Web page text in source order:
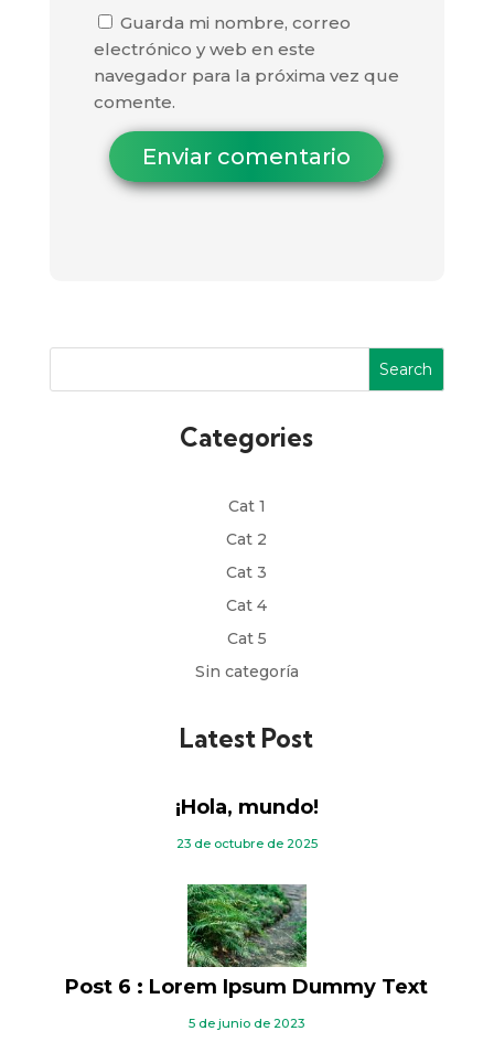
Guarda mi nombre, correo
electrónico y web en este
navegador para la próxima vez que
comente.
Enviar comentario
Search
Categories
Cat 1
Cat 2
Cat 3
Cat 4
Cat 5
Sin categoría
Latest Post
¡Hola, mundo!
23 de octubre de 2025
Post 6 : Lorem Ipsum Dummy Text
5 de junio de 2023